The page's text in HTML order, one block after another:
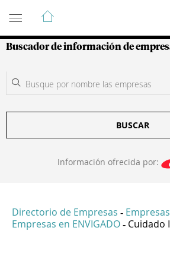
Guía de Empresas
Buscador de información de
BUSCAR
Información ofrecida por:
Directorio de Empresas -
Empresas en ENVIGADO - Cuidado